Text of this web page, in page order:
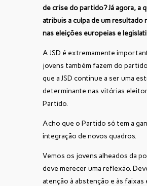
de crise do partido? Já agora, a
atribuis a culpa de um resultado
nas eleições europeias e
A JSD é extremamente
jovens também fazem do
que a JSD continue a ser uma
determinante nas vitórias
Partido.
Acho que o Partido só tem a
integração de novos quadros.
Vemos os jovens alheados da
deve merecer uma reflexão.
atenção à abstenção e às faixas